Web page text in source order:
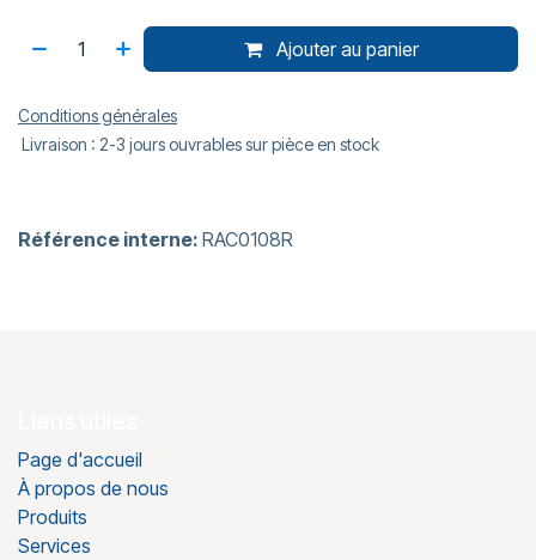
Ajouter au panier
Conditions générales
Livraison : 2-3 jours ouvrables sur pièce en stock
Référence interne: RAC0108R
Page d'accueil
À propos de nous
Produits
Services